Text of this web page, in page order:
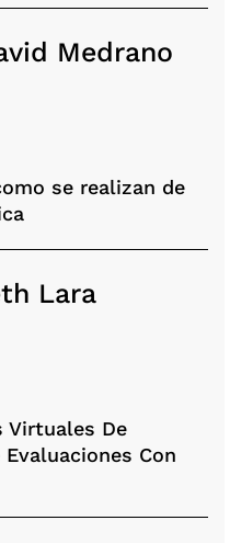
Medrano
se realizan de
Lara
Virtuales De
Con